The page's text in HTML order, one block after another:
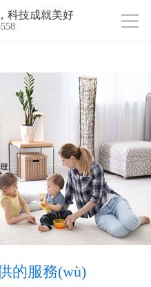
科技成就美好
的服務(wù)